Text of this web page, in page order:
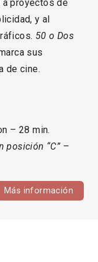
a proyectos de
y al
50 o Dos
sus
de cine.
– 28 min.
posición “C” –
Más información